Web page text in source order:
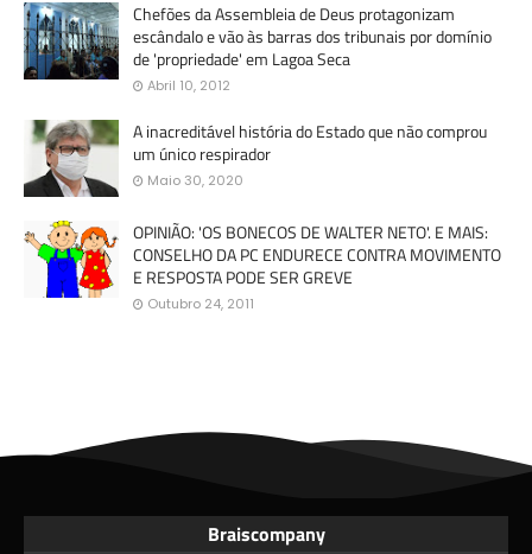
Chefões da Assembleia de Deus protagonizam
escândalo e vão às barras dos tribunais por domínio
de 'propriedade' em Lagoa Seca
Abril 10, 2012
A inacreditável história do Estado que não comprou
um único respirador
Maio 30, 2020
OPINIÃO: 'OS BONECOS DE WALTER NETO'. E MAIS:
CONSELHO DA PC ENDURECE CONTRA MOVIMENTO
E RESPOSTA PODE SER GREVE
Outubro 24, 2011
Braiscompany